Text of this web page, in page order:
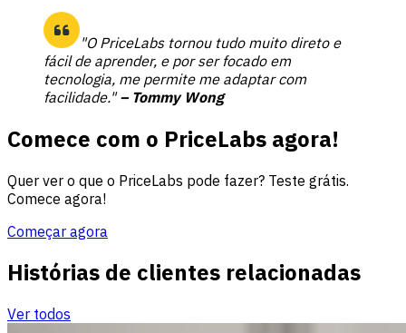
"O PriceLabs tornou tudo muito direto e
fácil de aprender, e por ser focado em
tecnologia, me permite me adaptar com
facilidade."– Tommy Wong
Comece com o PriceLabs agora!
Quer ver o que o PriceLabs pode fazer? Teste grátis.
Comece agora!
Começar agora
Histórias de clientes relacionadas
Ver todos